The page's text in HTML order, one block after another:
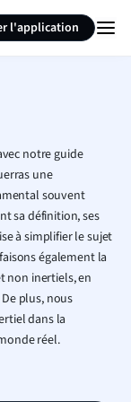
l'application
notre guide
une
souvent
sa définition, ses
à simplifier le sujet
également la
non inertiels, en
plus, nous
dans la
réel.
la page